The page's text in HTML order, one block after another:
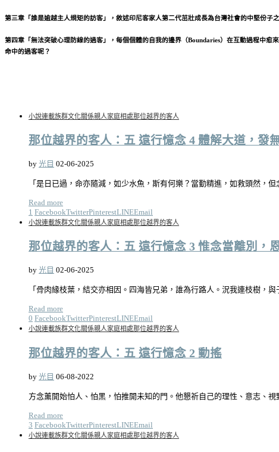
第三章「誰是逾越主人規矩的訪客 」，敘述印尼客家人第二代茁壯成長為台灣社會的中堅份子
第四章「無法突破心理防線的過客 」，每個個體的自我的邊界（Boundaries）在互動過程中
命中的過客呢？
小說連載族群文化關係親人家庭相處那位越界的客人
那位越界的客人：五 遠行憶念 4 體解大道，發
by 光目 02-06-2025
「是日已過，命亦隨減，如少水魚，斯有何樂？當勤精進，如救頭然，
Read more
1 FacebookTwitterPinterestLINEEmail
小說連載族群文化關係親人家庭相處那位越界的客人
那位越界的客人：五 遠行憶念 3 惟念當離別，
by 光目 02-06-2025
「骨肉緣枝葉，結交亦相因。四海皆兄弟，誰為行路人。況我連枝樹，
Read more
0 FacebookTwitterPinterestLINEEmail
小說連載族群文化關係親人家庭相處那位越界的客人
那位越界的客人：五 遠行憶念 2 動搖
by 光目 06-08-2022
方念薰開始怕人、怕黑，怕推開未知的門。他懇祈自己的理性、意志、
Read more
3 FacebookTwitterPinterestLINEEmail
小說連載族群文化關係親人家庭相處那位越界的客人